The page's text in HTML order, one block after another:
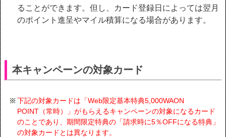
ることができます。但し、カード登録日によっては翌月
のポイント進呈やマイル積算になる場合があります。
本キャンペーンの対象カード
下記の対象カードは「Web限定基本特典5,000WAON
POINT（常時）」がもらえるキャンペーンの対象になるカード
のことであり、期間限定特典の「請求時に5％OFFになる特典」
の対象カードとは異なります。